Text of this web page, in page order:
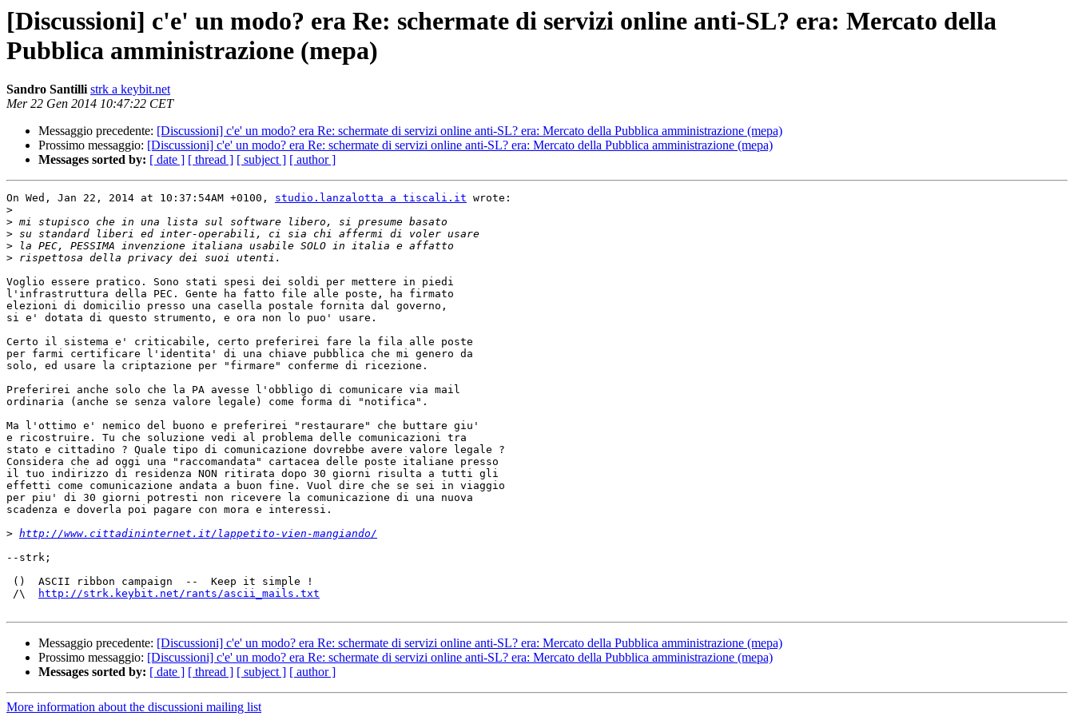
[Discussioni] c'e' un modo? era Re: schermate di servizi online anti-SL? era: Mercato della
Pubblica amministrazione (mepa)
Sandro Santilli strk a keybit.net
Mer 22 Gen 2014 10:47:22 CET
Messaggio precedente: [Discussioni] c'e' un modo? era Re: schermate di servizi online anti-SL? era: Mercato della Pubblica amministrazione (mepa)
Prossimo messaggio: [Discussioni] c'e' un modo? era Re: schermate di servizi online anti-SL? era: Mercato della Pubblica amministrazione (mepa)
Messages sorted by: [ date ] [ thread ] [ subject ] [ author ]
On Wed, Jan 22, 2014 at 10:37:54AM +0100, studio.lanzalotta a tiscali.it wrote:
>
>
>
>
>
Voglio essere pratico. Sono stati spesi dei soldi per mettere in piedi
l'infrastruttura della PEC. Gente ha fatto file alle poste, ha firmato
elezioni di domicilio presso una casella postale fornita dal governo,
si e' dotata di questo strumento, e ora non lo puo' usare.
Certo il sistema e' criticabile, certo preferirei fare la fila alle poste
per farmi certificare l'identita' di una chiave pubblica che mi genero da
solo, ed usare la criptazione per "firmare" conferme di ricezione.
Preferirei anche solo che la PA avesse l'obbligo di comunicare via mail
ordinaria (anche se senza valore legale) come forma di "notifica".
Ma l'ottimo e' nemico del buono e preferirei "restaurare" che buttare giu'
e ricostruire. Tu che soluzione vedi al problema delle comunicazioni tra
stato e cittadino ? Quale tipo di comunicazione dovrebbe avere valore legale ?
Considera che ad oggi una "raccomandata" cartacea delle poste italiane presso
il tuo indirizzo di residenza NON ritirata dopo 30 giorni risulta a tutti gli
effetti come comunicazione andata a buon fine. Vuol dire che se sei in viaggio
per piu' di 30 giorni potresti non ricevere la comunicazione di una nuova
scadenza e doverla poi pagare con mora e interessi.
> http://www.cittadininternet.it/lappetito-vien-mangiando/
--strk;
/\
http://strk.keybit.net/rants/ascii_mails.txt
Messaggio precedente: [Discussioni] c'e' un modo? era Re: schermate di servizi online anti-SL? era: Mercato della Pubblica amministrazione (mepa)
Prossimo messaggio: [Discussioni] c'e' un modo? era Re: schermate di servizi online anti-SL? era: Mercato della Pubblica amministrazione (mepa)
Messages sorted by: [ date ] [ thread ] [ subject ] [ author ]
More information about the discussioni mailing list